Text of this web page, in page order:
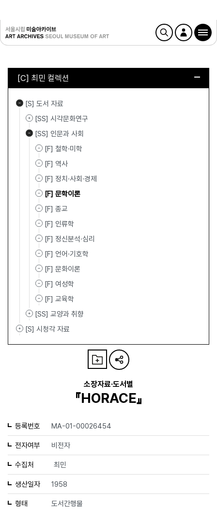
[C] 최민 컬렉션
[S] 도서 자료
[SS] 시각문화연구
[SS] 인문과 사회
[F] 철학·미학
[F] 역사
[F] 정치·사회·경제
[F] 문학이론
[F] 종교
[F] 인류학
[F] 정신분석·심리
[F] 언어·기호학
[F] 문화이론
[F] 여성학
[F] 교육학
[SS] 교양과 취향
[S] 시청각 자료
소장자료·도서별
『HORACE』
등록번호 MA-01-00026454
전자여부 비전자
수집처 최민
생산일자 1958
형태 도서간행물